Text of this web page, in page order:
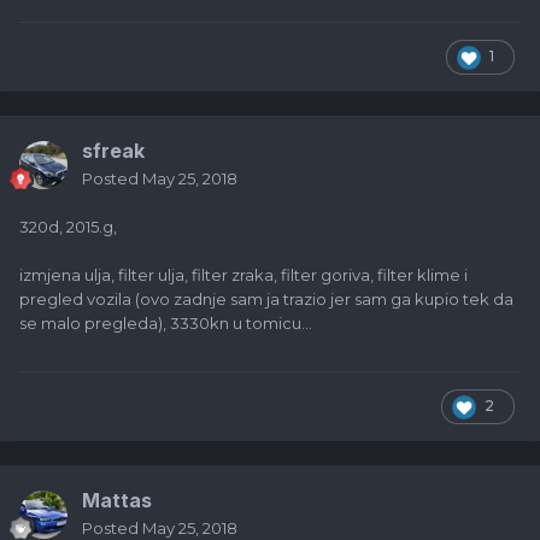
1
sfreak
Posted May 25, 2018
320d, 2015.g,
izmjena ulja, filter ulja, filter zraka, filter goriva, filter klime i
pregled vozila (ovo zadnje sam ja trazio jer sam ga kupio tek da
se malo pregleda), 3330kn u tomicu...
2
Mattas
Posted May 25, 2018